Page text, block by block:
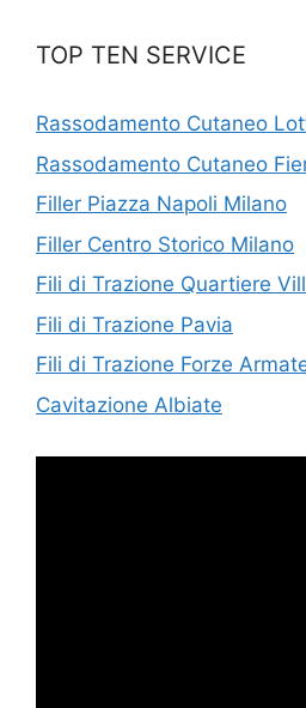
TOP TEN SERVICE
Rassodamento Cutaneo
Rassodamento Cutaneo
Filler Piazza Napoli Milano
Filler Centro Storico Milano
Fili di Trazione Quartiere
Fili di Trazione Pavia
Fili di Trazione Forze
Cavitazione Albiate